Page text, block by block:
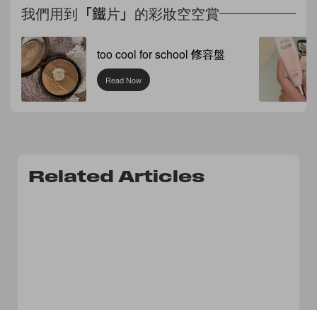
我們用到「鐵片」的彩妝空空賞
too cool for school 修容盤
Read Now
Related Articles